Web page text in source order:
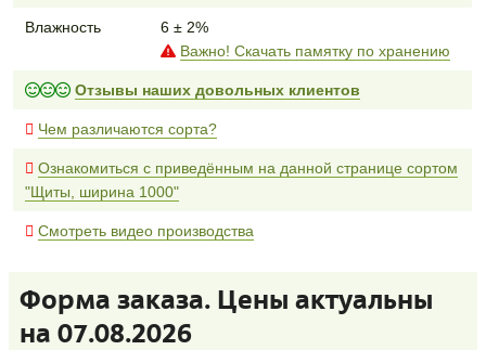
Влажность
6 ± 2%
Важно! Скачать памятку по хранению
Отзывы наших довольных клиентов
Чем различаются сорта?
Ознакомиться с приведённым на данной странице сортом
"Щиты, ширина 1000"
Смотреть видео производства
Форма заказа. Цены актуальны
на 07.08.2026